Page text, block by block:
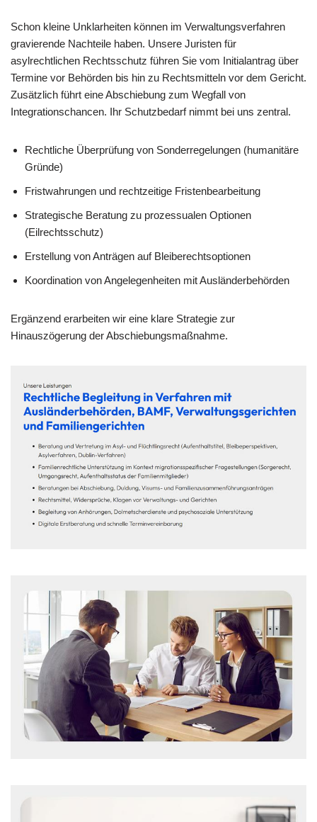
Schon kleine Unklarheiten können im Verwaltungsverfahren
gravierende Nachteile haben. Unsere Juristen für
asylrechtlichen Rechtsschutz führen Sie vom Initialantrag über
Termine vor Behörden bis hin zu Rechtsmitteln vor dem Gericht.
Zusätzlich führt eine Abschiebung zum Wegfall von
Integrationschancen. Ihr Schutzbedarf nimmt bei uns zentral.
Rechtliche Überprüfung von Sonderregelungen (humanitäre
Gründe)
Fristwahrungen und rechtzeitige Fristenbearbeitung
Strategische Beratung zu prozessualen Optionen
(Eilrechtsschutz)
Erstellung von Anträgen auf Bleiberechtsoptionen
Koordination von Angelegenheiten mit Ausländerbehörden
Ergänzend erarbeiten wir eine klare Strategie zur
Hinauszögerung der Abschiebungsmaßnahme.